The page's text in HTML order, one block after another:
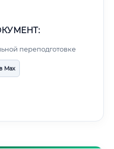
переподготовке
Max